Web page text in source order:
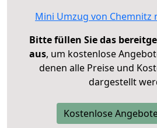
Mini Umzug von Chemnitz
Bitte füllen Sie das
aus, um kostenlose
denen alle Preise und
dargestellt
Kostenlose